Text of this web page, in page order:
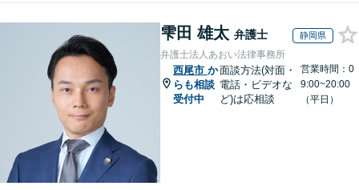
雫田 雄太 弁護士 静岡県
弁護士法人あおい法律事務所
西尾市 か
らも相談
受付中
面談方法(対面・
電話・ビデオな
ど)は応相談
営業時間：0
9:00~20:00
（平日）